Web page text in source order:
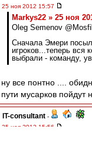
25 ноя 2012 15:57
Markys22 » 25 ноя
Oleg Semenov
Сначала Эмери
игроков...теперь вся
выбрали - команду,
ну все понтно ....
пути мусарков пойдут
IT-consultant -
25 ноя 2012 15:56